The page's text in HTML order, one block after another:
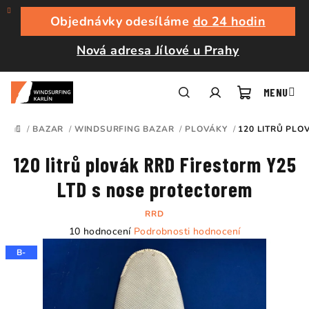
Přejít
obsah
Objednávky odesíláme do 24 hodin
Nová adresa Jílové u Prahy
košík
DOMŮ
/ BAZAR / WINDSURFING BAZAR / PLOVÁKY / 120 LITRŮ
120 litrů plovák RRD Firestorm Y25
LTD s nose protectorem
RRD
Průměrné
10 hodnocení Podrobnosti hodnocení
B-